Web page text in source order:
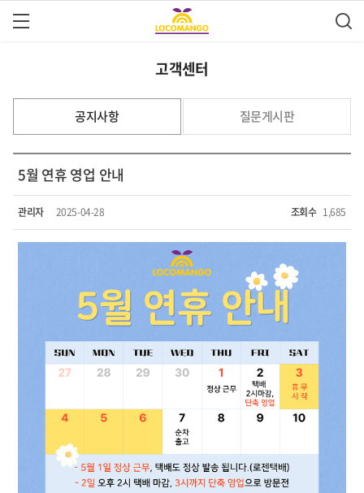
고객센터
공지사항 질문게시판
5월 연휴 영업 안내
관리자 2025-04-28 조회수 1,685